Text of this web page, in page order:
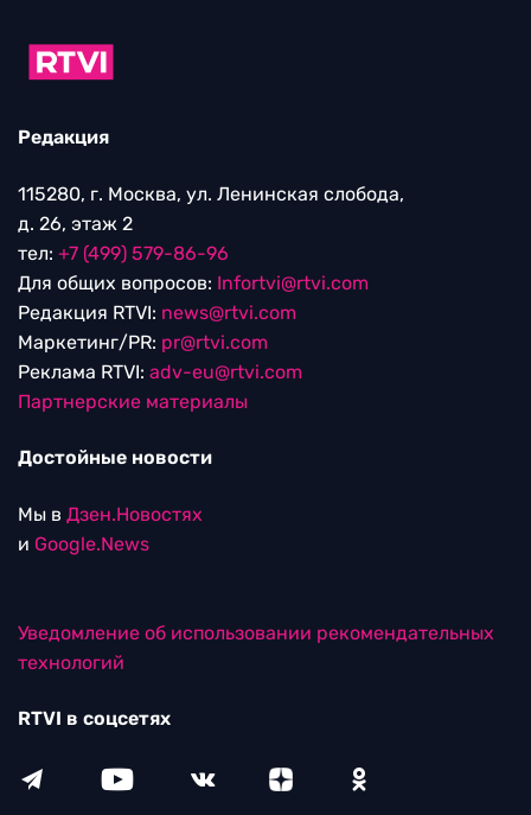
Редакция
115280, г. Москва, ул. Ленинская слобода,
д. 26, этаж 2
тел: +7 (499) 579-86-96
Для общих вопросов: Infortvi@rtvi.com
Редакция RTVI: news@rtvi.com
Маркетинг/PR: pr@rtvi.com
Реклама RTVI: adv-eu@rtvi.com
Партнерские материалы
Достойные новости
Мы в Дзен.Новостях
и Google.News
Уведомление об использовании рекомендательных
технологий
RTVI в соцсетях